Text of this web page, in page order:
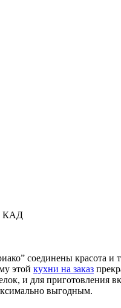
КАД
соединены красота
этой кухни на заказ
и для
выгодным.